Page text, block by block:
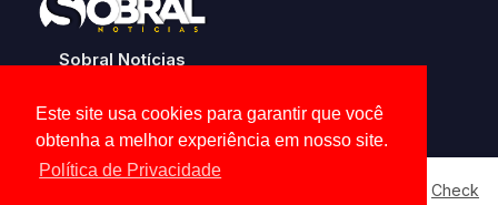
Este site usa cookies para garantir que você
obtenha a melhor experiência em nosso site.
Política de Privacidade
Sobral Notícias
Check